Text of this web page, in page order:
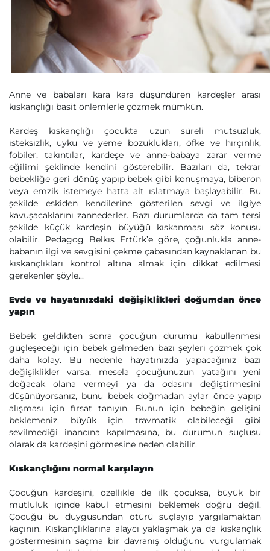
Anne ve babaları kara kara düşündüren kardeşler arası
kıskançlığı basit önlemlerle çözmek mümkün.
Kardeş kıskançlığı çocukta uzun süreli mutsuzluk,
isteksizlik, uyku ve yeme bozuklukları, öfke ve hırçınlık,
fobiler, takıntılar, kardeşe ve anne-babaya zarar verme
eğilimi şeklinde kendini gösterebilir. Bazıları da, tekrar
bebekliğe geri dönüş yapıp bebek gibi konuşmaya, biberon
veya emzik istemeye hatta alt ıslatmaya başlayabilir. Bu
şekilde eskiden kendilerine gösterilen sevgi ve ilgiye
kavuşacaklarını zannederler. Bazı durumlarda da tam tersi
şekilde küçük kardeşin büyüğü kıskanması söz konusu
olabilir. Pedagog Belkıs Ertürk’e göre, çoğunlukla anne-
babanın ilgi ve sevgisini çekme çabasından kaynaklanan bu
kıskançlıkları kontrol altına almak için dikkat edilmesi
gerekenler şöyle...
Evde ve hayatınızdaki değişiklikleri doğumdan önce
yapın
Bebek geldikten sonra çocuğun durumu kabullenmesi
güçleşeceği için bebek gelmeden bazı şeyleri çözmek çok
daha kolay. Bu nedenle hayatınızda yapacağınız bazı
değişiklikler varsa, mesela çocuğunuzun yatağını yeni
doğacak olana vermeyi ya da odasını değiştirmesini
düşünüyorsanız, bunu bebek doğmadan aylar önce yapıp
alışması için fırsat tanıyın. Bunun için bebeğin gelişini
beklemeniz, büyük için travmatik olabileceği gibi
sevilmediği inancına kapılmasına, bu durumun suçlusu
olarak da kardeşini görmesine neden olabilir.
Kıskançlığını normal karşılayın
Çocuğun kardeşini, özellikle de ilk çocuksa, büyük bir
mutluluk içinde kabul etmesini beklemek doğru değil.
Çocuğu bu duygusundan ötürü suçlayıp yargılamaktan
kaçının. Kıskançlıklarına alaycı yaklaşmak ya da kıskançlık
göstermesinin saçma bir davranış olduğunu vurgulamak